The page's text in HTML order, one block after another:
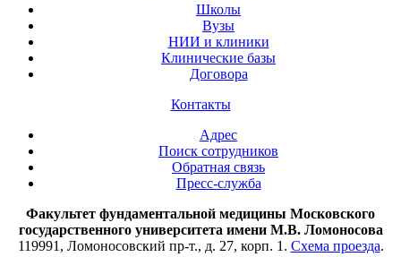
Школы
Вузы
НИИ и клиники
Клинические базы
Договора
Контакты
Адрес
Поиск сотрудников
Обратная связь
Пресс-служба
Факультет фундаментальной медицины Московского
государственного университета имени М.В. Ломоносова
119991, Ломоносовский пр-т., д. 27, корп. 1. Схема проезда.